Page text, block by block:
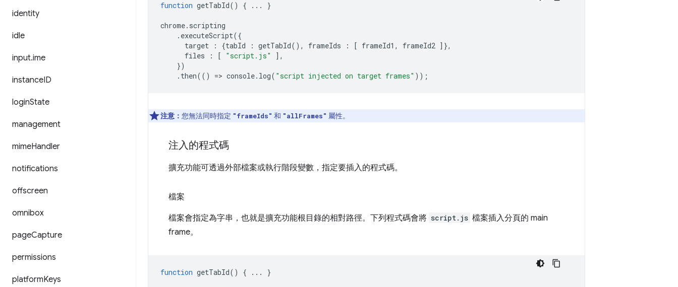
identity
idle
input.ime
instanceID
loginState
management
mimeHandler
notifications
offscreen
omnibox
pageCapture
permissions
platformKeys
function getTabId() { ... }
chrome. scripting
. executeScript({
target
: {tabId : getTabId(), frameIds : [ frameId1 , frameId2 ]},
files
: [ "script.js"
],
})
. then(() => console. log( "script injected on target frames" ));
注意： 您無法同時指定 "frameIds" 和 "allFrames" 屬性。
注入的程式碼
擴充功能可透過外部檔案或執行階段變數，指定要插入的程式碼。
檔案
檔案會指定為字串，也就是擴充功能根目錄的相對路徑。下列程式碼會將 script.js 檔案插入分頁的 main
frame。
function getTabId() { ... }